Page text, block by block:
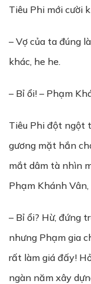
Tiêu Phi mới cười
– Vợ của ta đúng
khác, he he.
– Bỉ ổi! – Phạm
Tiêu Phi đột ngột
gương mặt hắn
mắt dâm tà nhìn
Phạm Khánh Vân,
– Bỉ ổi? Hừ, đứng
nhưng Phạm gia
rất làm giá đấy!
ngàn năm xây